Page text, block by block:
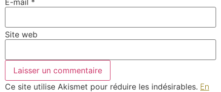
Site web
Ce site utilise Akismet pour réduire les indésirables. En